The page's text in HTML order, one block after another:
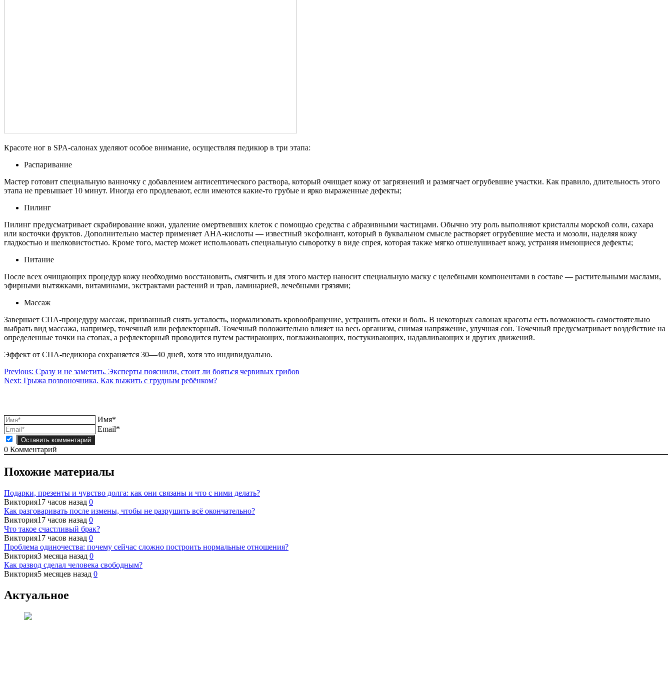
Красоте ног в SPA-салонах уделяют особое внимание, осуществляя педикюр в три этапа:
Распаривание
Мастер готовит специальную ванночку с добавлением антисептического раствора, который очищает кожу от загрязнений и размягчает огрубевшие участки. Как правило, длительность этого
этапа не превышает 10 минут. Иногда его продлевают, если имеются какие-то грубые и ярко выраженные дефекты;
Пилинг
Пилинг предусматривает скрабирование кожи, удаление омертвевших клеток с помощью средства с абразивными частицами. Обычно эту роль выполняют кристаллы морской соли, сахара
или косточки фруктов. Дополнительно мастер применяет АНА-кислоты — известный эксфолиант, который в буквальном смысле растворяет огрубевшие места и мозоли, наделяя кожу
гладкостью и шелковистостью. Кроме того, мастер может использовать специальную сыворотку в виде спрея, которая также мягко отшелушивает кожу, устраняя имеющиеся дефекты;
Питание
После всех очищающих процедур кожу необходимо восстановить, смягчить и для этого мастер наносит специальную маску с целебными компонентами в составе — растительными маслами,
эфирными вытяжками, витаминами, экстрактами растений и трав, ламинарией, лечебными грязями;
Массаж
Завершает СПА-процедуру массаж, призванный снять усталость, нормализовать кровообращение, устранить отеки и боль. В некоторых салонах красоты есть возможность самостоятельно
выбрать вид массажа, например, точечный или рефлекторный. Точечный положительно влияет на весь организм, снимая напряжение, улучшая сон. Точечный предусматривает воздействие на
определенные точки на стопах, а рефлекторный проводится путем растирающих, поглаживающих, постукивающих, надавливающих и других движений.
Эффект от СПА-педикюра сохраняется 30—40 дней, хотя это индивидуально.
Навигация
по
Previous: Сразу и не заметить. Эксперты пояснили, стоит ли бояться червивых грибов
Next: Грыжа позвоночника. Как выжить с грудным ребёнком?
Имя*
Email*
0 Комментарий
Похожие материалы
Подарки, презенты и чувство долга: как они связаны и что с ними делать?
Виктория17 часов назад 0
Как разговаривать после измены, чтобы не разрушить всё окончательно?
Виктория17 часов назад 0
Что такое счастливый брак?
Виктория17 часов назад 0
Проблема одиночества: почему сейчас сложно построить нормальные отношения?
Виктория3 месяца назад 0
Как развод сделал человека свободным?
Виктория5 месяцев назад 0
Актуальное